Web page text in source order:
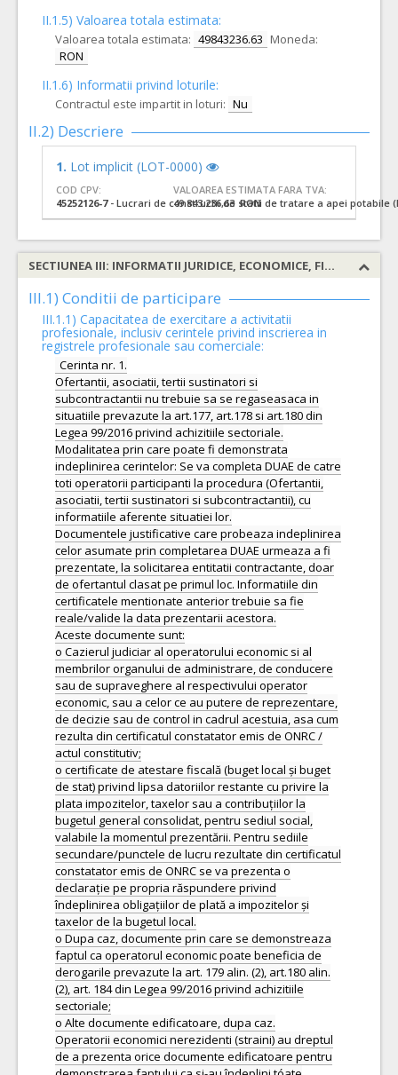
II.1.5) Valoarea totala estimata:
Valoarea totala estimata: 49843236.63 Moneda:
RON
II.1.6) Informatii privind loturile:
Contractul este impartit in loturi: Nu
II.2) Descriere
1. Lot implicit (LOT-0000)
COD CPV:
45252126-7- Lucrari de constructii de statii de tratare a apei potabile
VALOAREA ESTIMATA FARA TVA:
49.843.236,63 RON
SECTIUNEA III: INFORMATII JURIDICE, ECONOMICE, FINANCIARE SI TEHNICE
III.1) Conditii de participare
III.1.1) Capacitatea de exercitare a activitatii
profesionale, inclusiv cerintele privind inscrierea in
registrele profesionale sau comerciale:
Cerinta nr. 1.
Ofertantii, asociatii, tertii sustinatori si
subcontractantii nu trebuie sa se regaseasaca in
situatiile prevazute la art.177, art.178 si art.180 din
Legea 99/2016 privind achizitiile sectoriale.
Modalitatea prin care poate fi demonstrata
indeplinirea cerintelor: Se va completa DUAE de catre
toti operatorii participanti la procedura (Ofertantii,
asociatii, tertii sustinatori si subcontractantii), cu
informatiile aferente situatiei lor.
Documentele justificative care probeaza indeplinirea
celor asumate prin completarea DUAE urmeaza a fi
prezentate, la solicitarea entitatii contractante, doar
de ofertantul clasat pe primul loc. Informatiile din
certificatele mentionate anterior trebuie sa fie
reale/valide la data prezentarii acestora.
Aceste documente sunt:
o Cazierul judiciar al operatorului economic si al
membrilor organului de administrare, de conducere
sau de supraveghere al respectivului operator
economic, sau a celor ce au putere de reprezentare,
de decizie sau de control in cadrul acestuia, asa cum
rezulta din certificatul constatator emis de ONRC /
actul constitutiv;
o certificate de atestare fiscală (buget local și buget
de stat) privind lipsa datoriilor restante cu privire la
plata impozitelor, taxelor sau a contribuțiilor la
bugetul general consolidat, pentru sediul social,
valabile la momentul prezentării. Pentru sediile
secundare/punctele de lucru rezultate din certificatul
constatator emis de ONRC se va prezenta o
declarație pe propria răspundere privind
îndeplinirea obligațiilor de plată a impozitelor și
taxelor de la bugetul local.
o Dupa caz, documente prin care se demonstreaza
faptul ca operatorul economic poate beneficia de
derogarile prevazute la art. 179 alin. (2), art.180 alin.
(2), art. 184 din Legea 99/2016 privind achizitiile
sectoriale;
o Alte documente edificatoare, dupa caz.
Operatorii economici nerezidenti (straini) au dreptul
de a prezenta orice documente edificatoare pentru